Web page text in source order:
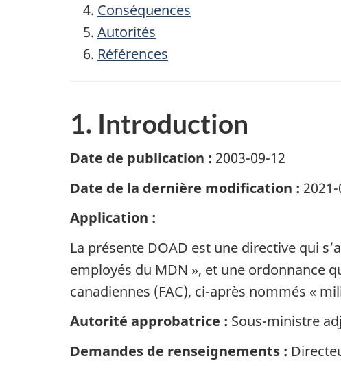
Conséquences
Autorités
Références
1. Introduction
Date de publication : 2003-09-12
Date de la dernière modification :
Application :
La présente DOAD est une directive qui
employés du MDN », et une ordonnance
canadiennes (FAC), ci-après nommés «
Autorité approbatrice : Sous-ministre
Demandes de renseignements :